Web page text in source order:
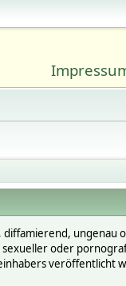
oder